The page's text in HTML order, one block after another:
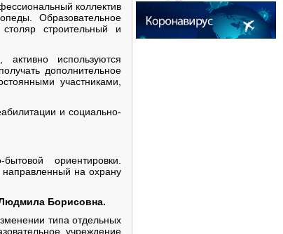
коллектив
Образовательное
строительный и
используются
дополнительное
участниками,
и социально-
ориентировки.
на охрану
Борисовна.
типа отдельных
учреждение